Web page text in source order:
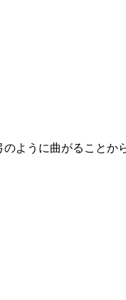
うに曲がることか